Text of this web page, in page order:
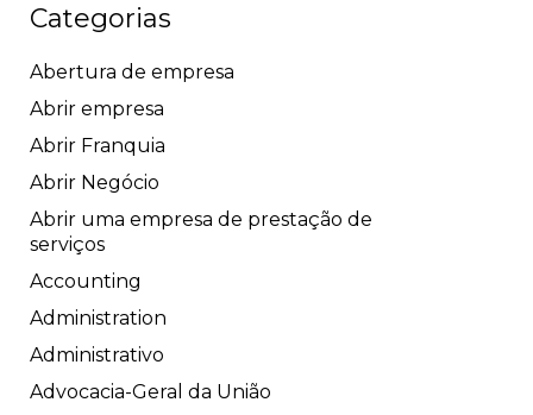
Categorias
Abertura de empresa
Abrir empresa
Abrir Franquia
Abrir Negócio
Abrir uma empresa de prestação de
serviços
Accounting
Administration
Administrativo
Advocacia-Geral da União